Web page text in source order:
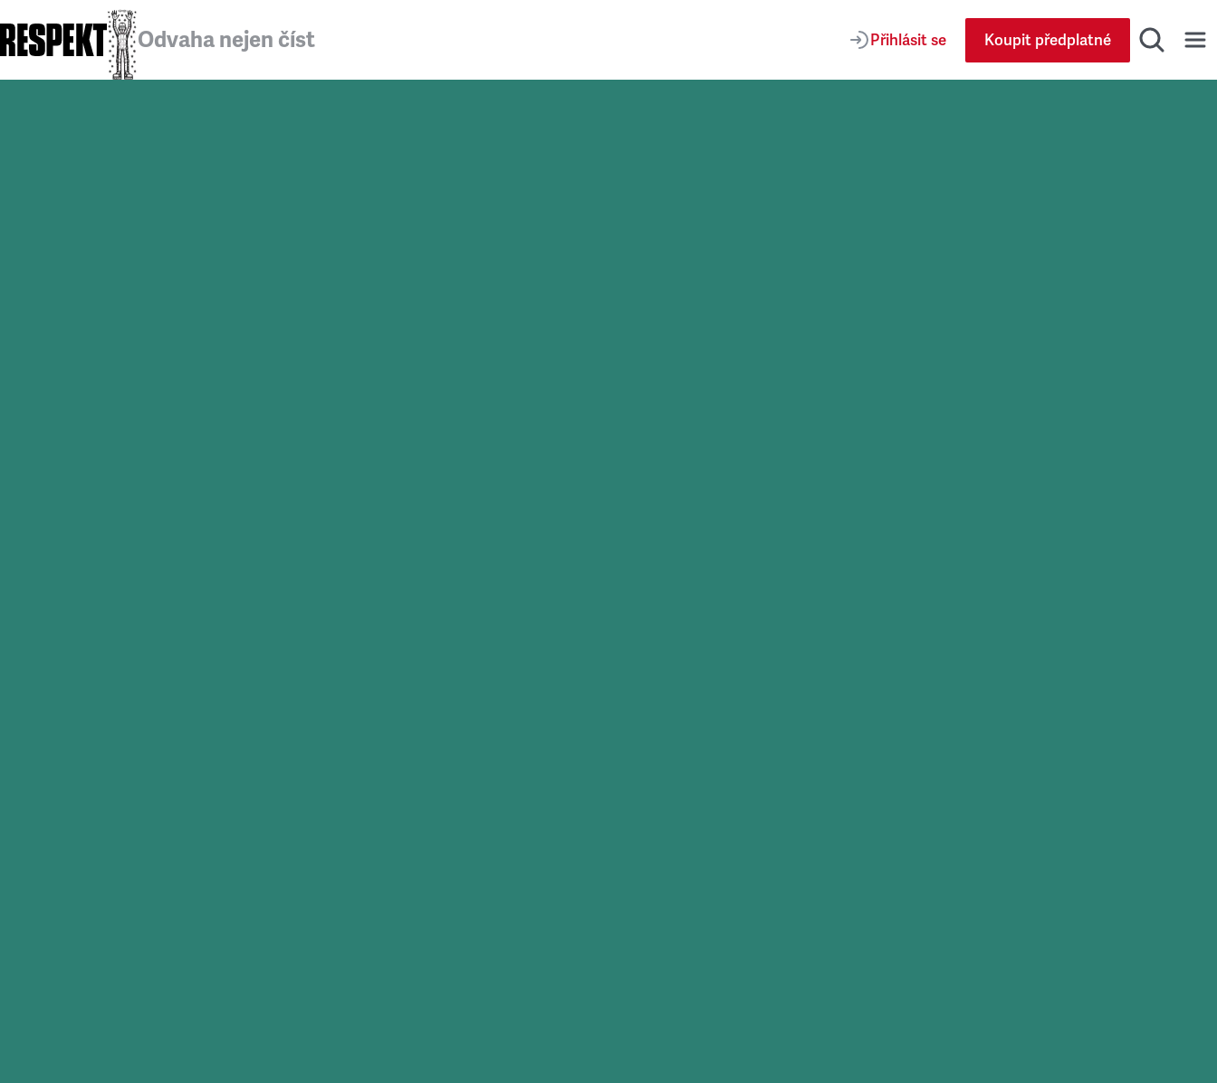
Odvaha nejen číst Přihlásit se Koupit předplatné